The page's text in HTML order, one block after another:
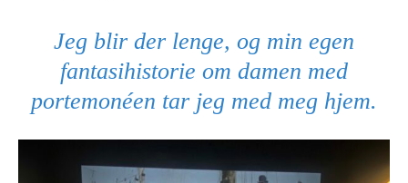
Jeg blir der lenge, og min egen
fantasihistorie om damen med
portemonéen tar jeg med meg hjem.